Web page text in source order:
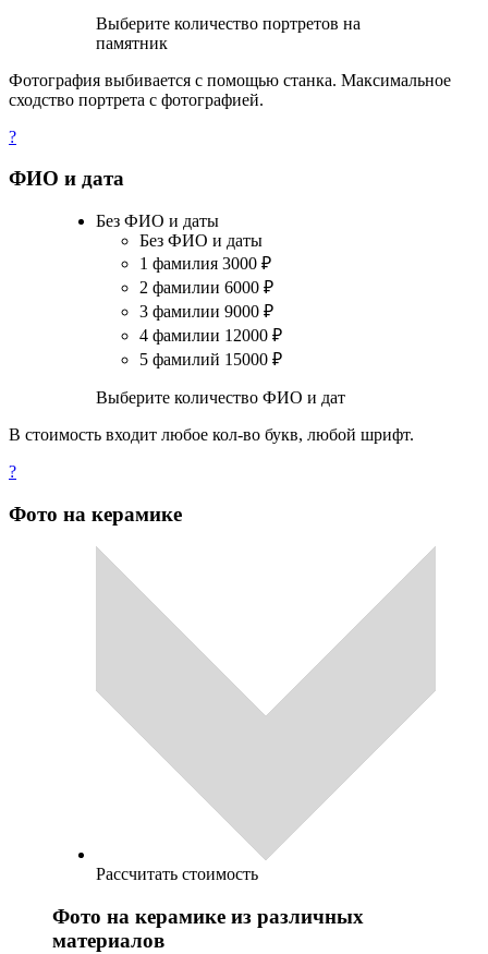
Выберите количество портретов на
памятник
Фотография выбивается с помощью станка. Максимальное
сходство портрета с фотографией.
?
ФИО и дата
Без ФИО и даты
Без ФИО и даты
1 фамилия 3000 ₽
2 фамилии 6000 ₽
3 фамилии 9000 ₽
4 фамилии 12000 ₽
5 фамилий 15000 ₽
Выберите количество ФИО и дат
В стоимость входит любое кол-во букв, любой шрифт.
?
Фото на керамике
Рассчитать стоимость
Фото на керамике из различных
материалов